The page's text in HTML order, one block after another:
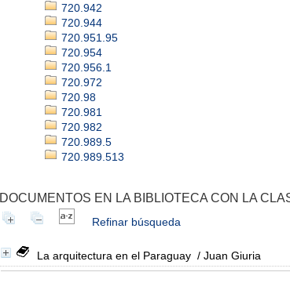
720.942
720.944
720.951.95
720.954
720.956.1
720.972
720.98
720.981
720.982
720.989.5
720.989.513
DOCUMENTOS EN LA BIBLIOTECA CON LA
Refinar búsqueda
La arquitectura en el Paraguay / Juan Giuria